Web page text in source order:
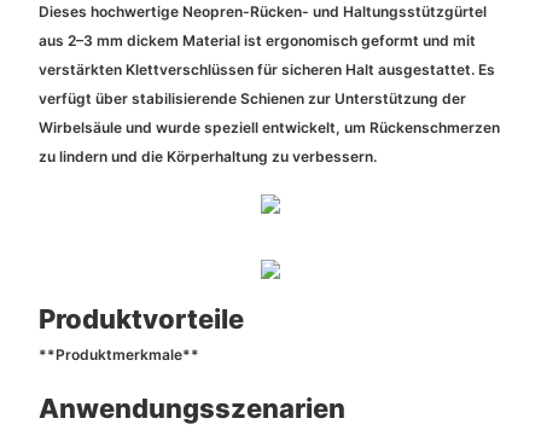
Dieses hochwertige Neopren-Rücken- und Haltungsstützgürtel
aus 2–3 mm dickem Material ist ergonomisch geformt und mit
verstärkten Klettverschlüssen für sicheren Halt ausgestattet. Es
verfügt über stabilisierende Schienen zur Unterstützung der
Wirbelsäule und wurde speziell entwickelt, um Rückenschmerzen
zu lindern und die Körperhaltung zu verbessern.
Produktvorteile
**Produktmerkmale**
Anwendungsszenarien